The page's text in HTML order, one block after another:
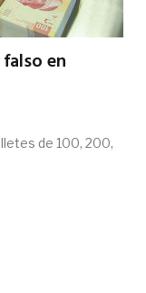
en
de 100, 200,